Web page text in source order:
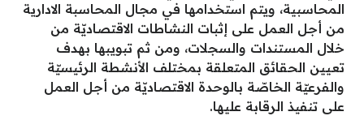
المحاسبية، ويتم استخدامها في مجال المحاسبة الادارية
من أجل العمل على إثبات النشاطات الاقتصاديّة من
خلال المستندات والسجلات، ومن ثم تبويبها بهدف
تعيين الحقائق المتعلقة بمختلف الأنشطة الرئيسيّة
والفرعيّة الخاصّة بالوحدة الاقتصاديّة من أجل العمل
على تنفيذ الرقابة عليها.